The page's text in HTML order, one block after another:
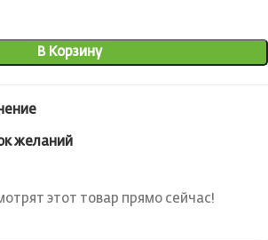
В Корзину
желаний
этот товар прямо сейчас!